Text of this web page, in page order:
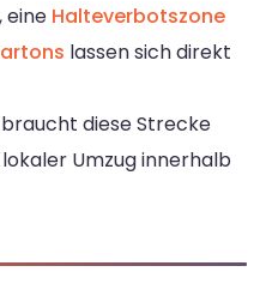
eine Halteverbotszone
lassen sich direkt
braucht diese Strecke
Umzug innerhalb